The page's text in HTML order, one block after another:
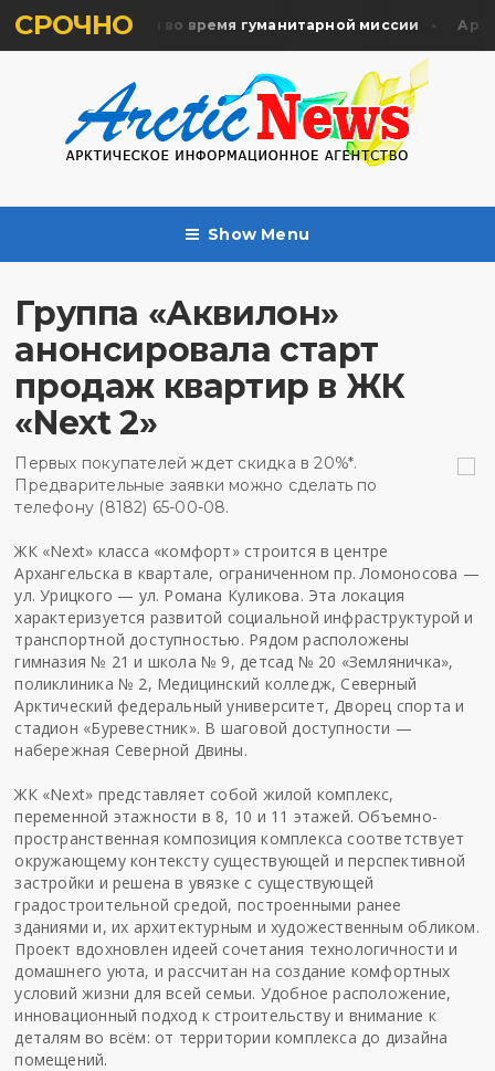
СРОЧНО
жертв почтили во время гуманитарной миссии
Show Menu
Группа «Аквилон»
анонсировала старт
продаж квартир в ЖК
«Next 2»
Первых покупателей ждет скидка в 20%*.
Предварительные заявки можно сделать по
телефону (8182) 65-00-08.
ЖК «Next» класса «комфорт» строится в центре
Архангельска в квартале, ограниченном пр. Ломоносова —
ул. Урицкого — ул. Романа Куликова. Эта локация
характеризуется развитой социальной инфраструктурой и
транспортной доступностью. Рядом расположены
гимназия № 21 и школа № 9, детсад № 20 «Земляничка»,
поликлиника № 2, Медицинский колледж, Северный
Арктический федеральный университет, Дворец спорта и
стадион «Буревестник». В шаговой доступности —
набережная Северной Двины.
ЖК «Next» представляет собой жилой комплекс,
переменной этажности в 8, 10 и 11 этажей. Объемно-
пространственная композиция комплекса соответствует
окружающему контексту существующей и перспективной
застройки и решена в увязке с существующей
градостроительной средой, построенными ранее
зданиями и, их архитектурным и художественным обликом.
Проект вдохновлен идеей сочетания технологичности и
домашнего уюта, и рассчитан на создание комфортных
условий жизни для всей семьи. Удобное расположение,
инновационный подход к строительству и внимание к
деталям во всём: от территории комплекса до дизайна
помещений.